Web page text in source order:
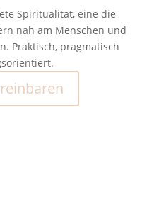
Spiritualität, eine die
nah am Menschen und
Praktisch, pragmatisch